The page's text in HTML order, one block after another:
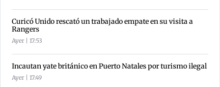
Curicó Unido rescató un trabajado empate en su visita a
Rangers
Ayer | 17:53
Incautan yate británico en Puerto Natales por turismo ilegal
Ayer | 17:49